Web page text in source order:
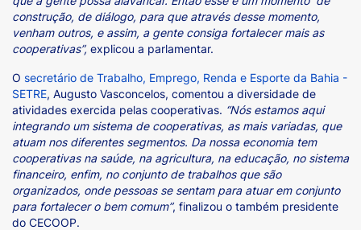
construção, de diálogo, para que através desse momento,
venham outros, e assim, a gente consiga fortalecer mais as
cooperativas”, explicou a parlamentar.
O secretário de Trabalho, Emprego, Renda e Esporte da Bahia -
SETRE, Augusto Vasconcelos, comentou a diversidade de
atividades exercida pelas cooperativas. “Nós estamos aqui
integrando um sistema de cooperativas, as mais variadas, que
atuam nos diferentes segmentos. Da nossa economia tem
cooperativas na saúde, na agricultura, na educação, no sistema
financeiro, enfim, no conjunto de trabalhos que são
organizados, onde pessoas se sentam para atuar em conjunto
para fortalecer o bem comum”, finalizou o também presidente
do CECOOP.